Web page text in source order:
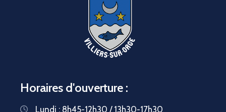
Horaires d'ouverture :
Lundi : 8h45-12h30 / 13h30-17h30